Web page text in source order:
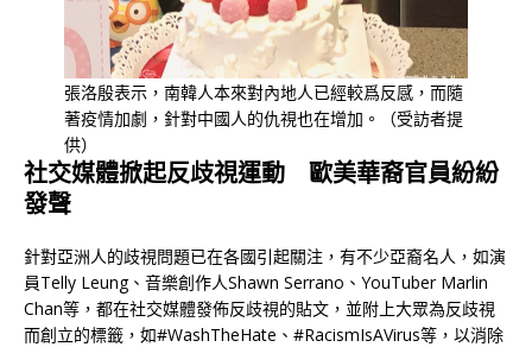
張洛殷表示，南韓人本來對內地人已經較爲反感，而隨
著疫情加劇，針對中國人的仇視也在增加。（受訪者提
供）
社交媒體掀起反歧視運動 歐美華裔官員紛紛
發聲
針對亞洲人的歧視問題已在各國引起關注，有不少亞裔名人，如演
員Telly Leung、音樂創作人Shawn Serrano、YouTuber Marlin
Chan等，都在社交媒體發佈反歧視的貼文，並附上大眾為反歧視
而創立的標籤，如#WashTheHate、#RacismIsAVirus等，以消除